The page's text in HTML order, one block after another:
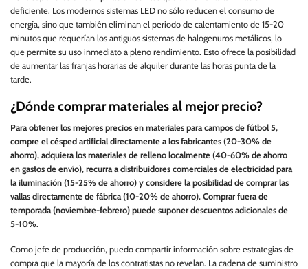
deficiente. Los modernos sistemas LED no sólo reducen el consumo de
energía, sino que también eliminan el periodo de calentamiento de 15-20
minutos que requerían los antiguos sistemas de halogenuros metálicos, lo
que permite su uso inmediato a pleno rendimiento. Esto ofrece la posibilidad
de aumentar las franjas horarias de alquiler durante las horas punta de la
tarde.
¿Dónde comprar materiales al mejor precio?
Para obtener los mejores precios en materiales para campos de fútbol 5,
compre el césped artificial directamente a los fabricantes (20-30% de
ahorro), adquiera los materiales de relleno localmente (40-60% de ahorro
en gastos de envío), recurra a distribuidores comerciales de electricidad para
la iluminación (15-25% de ahorro) y considere la posibilidad de comprar las
vallas directamente de fábrica (10-20% de ahorro). Comprar fuera de
temporada (noviembre-febrero) puede suponer descuentos adicionales de
5-10%.
Como jefe de producción, puedo compartir información sobre estrategias de
compra que la mayoría de los contratistas no revelan. La cadena de suministro